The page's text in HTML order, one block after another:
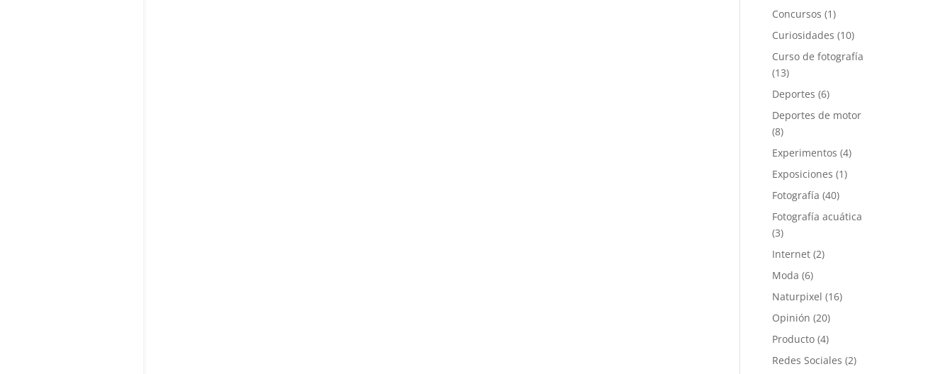
Concursos (1)
Curiosidades (10)
Curso de fotografía
(13)
Deportes (6)
Deportes de motor
(8)
Experimentos (4)
Exposiciones (1)
Fotografía (40)
Fotografía acuática
(3)
Internet (2)
Moda (6)
Naturpixel (16)
Opinión (20)
Producto (4)
Redes Sociales (2)